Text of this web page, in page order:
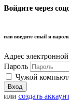
Войдите через
или введите email и
Адрес
Пароль
Чужой
или создать